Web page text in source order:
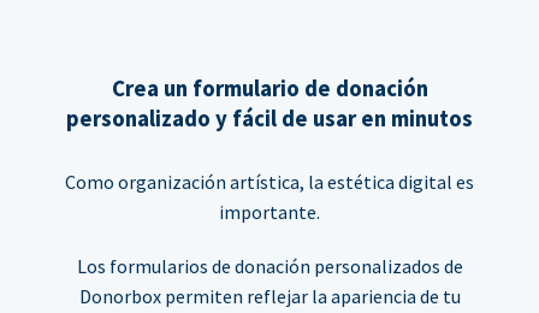
Crea un formulario de donación
personalizado y fácil de usar en minutos
Como organización artística, la estética digital es
importante.
Los formularios de donación personalizados de
Donorbox permiten reflejar la apariencia de tu